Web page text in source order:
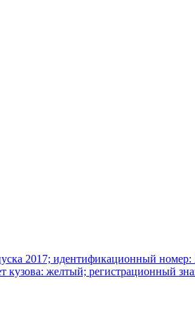
2017; идентификационный
желтый; регистрационный